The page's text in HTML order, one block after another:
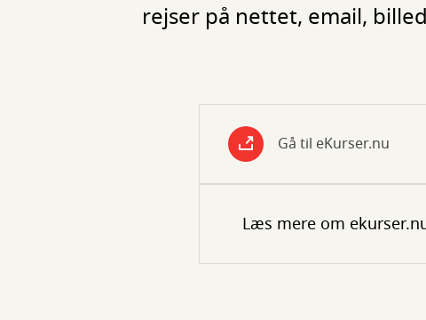
rejser på nettet, email,
Gå til eKurser.nu
Læs mere om